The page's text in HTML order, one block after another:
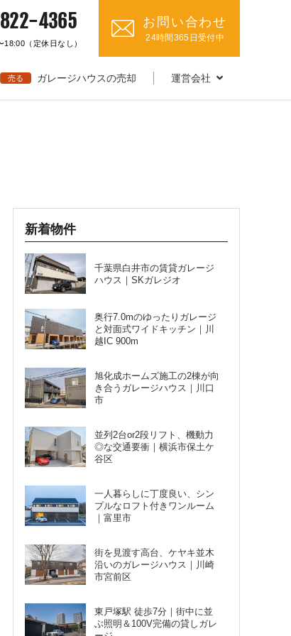
4365
18:00 （定休日なし）
お問い合わせ
24時間365日受付中
売る ガレージハウスの売却 運営会社
新着物件
千葉県白井市の賃貸ガレージ
ハウス｜SKガレジオ
奥行7.0mのゆったりガレージ
と対面式ワイドキッチン｜川
越IC 900m
旭化成ホームズ施工の2棟が向
き合うガレージハウス｜川口
市
並列2台or2段リフト、機動力
◎な交通要衝｜横浜市保土ケ
谷区
一人暮らしに丁度良い、シン
プルなロフト付きワンルーム
｜富里市
街を見渡す高台、ケヤキ並木
沿いのガレージハウス｜川崎
市宮前区
東戸塚駅 徒歩7分｜街中に並
ぶ照明＆100V完備の貸しガレ